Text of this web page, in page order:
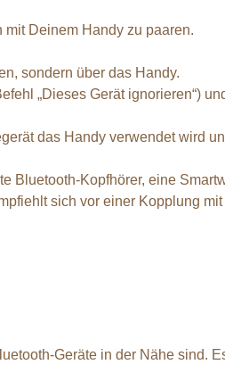
Deinem Handy zu paaren.
sondern über das Handy.
„Dieses Gerät ignorieren“)
das Handy verwendet wird
Bluetooth-Kopfhörer, eine
sich vor einer Kopplung
Geräte in der Nähe sind.